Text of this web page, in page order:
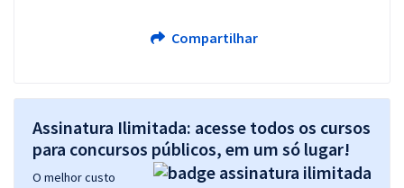
Compartilhar
Assinatura Ilimitada: acesse todos os cursos
para concursos públicos, em um só lugar!
O melhor custo